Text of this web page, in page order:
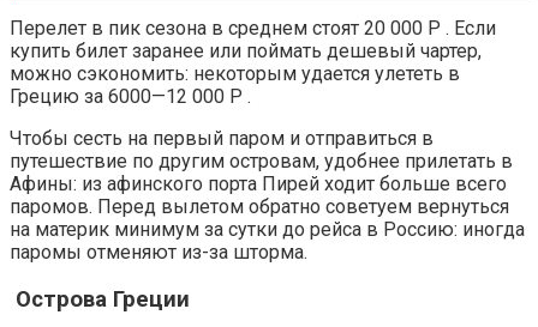
Перелет в пик сезона в среднем стоят 20 000 Р . Если
купить билет заранее или поймать дешевый чартер,
можно сэкономить: некоторым удается улететь в
Грецию за 6000—12 000 Р .
Чтобы сесть на первый паром и отправиться в
путешествие по другим островам, удобнее прилетать в
Афины: из афинского порта Пирей ходит больше всего
паромов. Перед вылетом обратно советуем вернуться
на материк минимум за сутки до рейса в Россию: иногда
паромы отменяют из-за шторма.
️ Острова Греции